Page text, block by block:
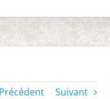
Précédent Suivant